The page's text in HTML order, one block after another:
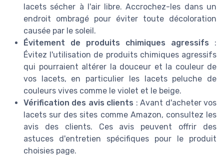
lacets sécher à l'air libre. Accrochez-les dans un
endroit ombragé pour éviter toute décoloration
causée par le soleil.
Évitement de produits chimiques agressifs :
Évitez l'utilisation de produits chimiques agressifs
qui pourraient altérer la douceur et la couleur de
vos lacets, en particulier les lacets peluche de
couleurs vives comme le violet et le beige.
Vérification des avis clients : Avant d'acheter vos
lacets sur des sites comme Amazon, consultez les
avis des clients. Ces avis peuvent offrir des
astuces d'entretien spécifiques pour le produit
choisies page.